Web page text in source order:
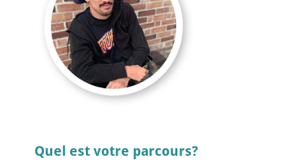
Quel est votre parcours?